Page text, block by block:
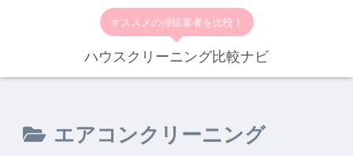
オススメの掃除業者を比較！
ハウスクリーニング比較ナビ
エアコンクリーニング